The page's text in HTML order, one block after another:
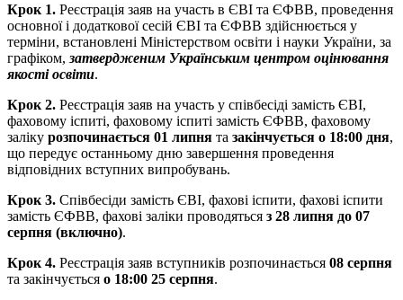
Крок 1. Реєстрація заяв на участь в ЄВІ та ЄФВВ, проведення
основної і додаткової сесій ЄВІ та ЄФВВ здійснюється у
терміни, встановлені Міністерством освіти і науки України, за
графіком, затвердженим Українським центром оцінювання
якості освіти.
Крок 2. Реєстрація заяв на участь у співбесіді замість ЄВІ,
фаховому іспиті, фаховому іспиті замість ЄФВВ, фаховому
заліку розпочинається 01 липня та закінчується о 18:00 дня,
що передує останньому дню завершення проведення
відповідних вступних випробувань.
Крок 3. Співбесіди замість ЄВІ, фахові іспити, фахові іспити
замість ЄФВВ, фахові заліки проводяться з 28 липня до 07
серпня (включно).
Крок 4. Реєстрація заяв вступників розпочинається 08 серпня
та закінчується о 18:00 25 серпня.